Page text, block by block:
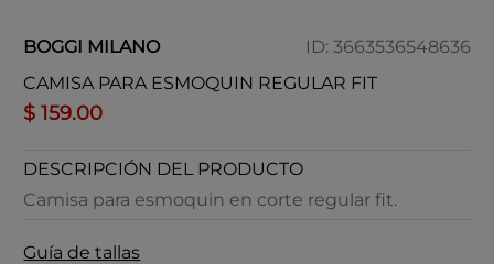
BOGGI MILANO ID: 3663536548636
CAMISA PARA ESMOQUIN REGULAR FIT
$ 159.00
DESCRIPCIÓN DEL PRODUCTO
Camisa para esmoquin en corte regular fit.
Guía de tallas